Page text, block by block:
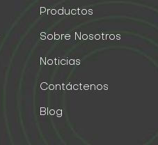
Productos
Sobre Nosotros
Noticias
Contáctenos
Blog